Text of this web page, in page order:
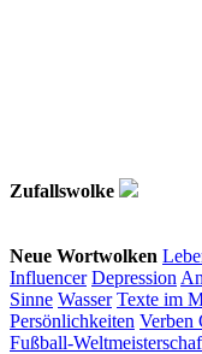
Zufallswolke
Neue Wortwolken
Influencer Depression
Sinne Wasser Texte im
Persönlichkeiten Verben
Fußball-